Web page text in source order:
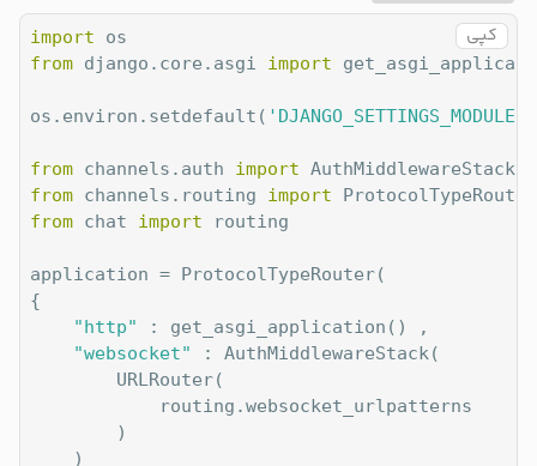
	message = event[
	username = event[
"username" ]
کپی import
from django.core.asgi import
os.environ.setdefault( 'DJANGO_SETTINGS_MODULE'
from channels.auth import
from channels.routing import
from chat import routing
application = ProtocolTypeRouter(
{
"http" : get_asgi_application() ,
"websocket" : AuthMiddlewareStack(